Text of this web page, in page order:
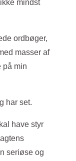
mindst
ordbøger,
masser af
på min
har set.
have styr
seriøse og